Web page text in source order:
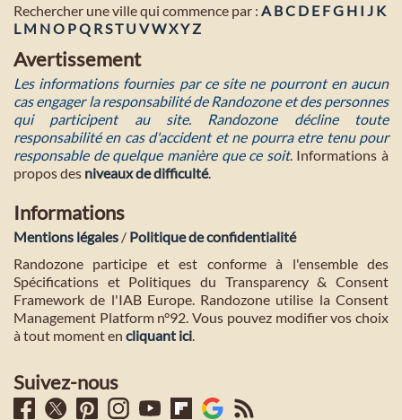
Rechercher une ville qui commence par : A BC D E FG H I J K
L M NO PQ R ST U VWXY Z
Avertissement
Les informations fournies par ce site ne pourront en aucun
cas engager la responsabilité de Randozone et des personnes
qui participent au site. Randozone décline toute
responsabilité en cas d'accident et ne pourra etre tenu pour
responsable de quelque manière que ce soit. Informations à
propos des niveaux de difficulté.
Informations
Mentions légales / Politique de confidentialité
Randozone participe et est conforme à l'ensemble des
Spécifications et Politiques du Transparency & Consent
Framework de l'IAB Europe. Randozone utilise la Consent
Management Platform n°92. Vous pouvez modifier vos choix
à tout moment en cliquant ici
Suivez-nous